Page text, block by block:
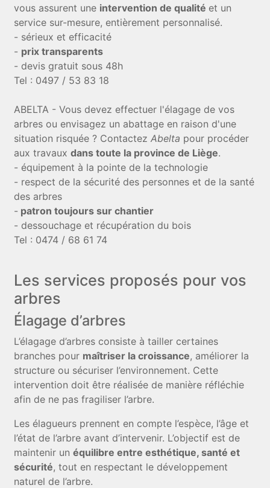
vous assurent une intervention de qualité et un
service sur-mesure, entièrement personnalisé.
- sérieux et efficacité
- prix transparents
- devis gratuit sous 48h
Tel : 0497 / 53 83 18
ABELTA - Vous devez effectuer l'élagage de vos
arbres ou envisagez un abattage en raison d'une
situation risquée ? ContactezAbelta pour procéder
aux travauxdans toute la province de Liège.
- équipement à la pointe de la technologie
- respect de la sécurité des personnes et de la santé
des arbres
- patron toujours sur chantier
- dessouchage et récupération du bois
Tel : 0474 / 68 61 74
Les services proposés pour vos
arbres
Élagage d’arbres
L’élagage d’arbres consiste à tailler certaines
branches pour maîtriser la croissance, améliorer la
structure ou sécuriser l’environnement. Cette
intervention doit être réalisée de manière réfléchie
afin de ne pas fragiliser l’arbre.
Les élagueurs prennent en compte l’espèce, l’âge et
l’état de l’arbre avant d’intervenir. L’objectif est de
maintenir unéquilibre entre esthétique, santé et
sécurité, tout en respectant le développement
naturel de l’arbre.